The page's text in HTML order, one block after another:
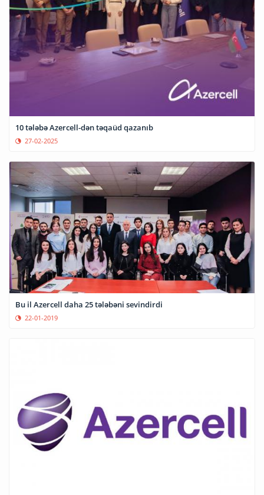
10 tələbə Azercell-dən təqaüd qazanıb
27-02-2025
Bu il Azercell daha 25 tələbəni sevindirdi
22-01-2019